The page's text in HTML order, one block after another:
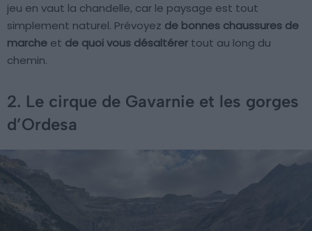
jeu en vaut la chandelle, car le paysage est tout
simplement naturel. Prévoyez de bonnes chaussures de
marche et de quoi vous désaltérer tout au long du
chemin.
2. Le cirque de Gavarnie et les gorges
d’Ordesa